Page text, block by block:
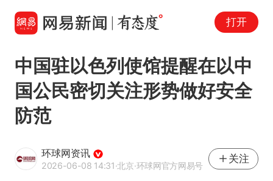
打开
中国驻以色列使馆提醒在以中
国公民密切关注形势做好安全
防范
环球网资讯
2026-06-08 14:31·北京·环球网官方网易号
关注